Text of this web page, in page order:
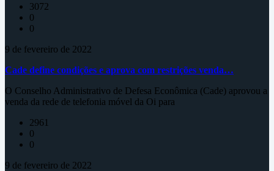
3072
0
0
9 de fevereiro de 2022
Cade define condições e aprova com restrições venda…
O Conselho Administrativo de Defesa Econômica (Cade) aprovou a
venda da rede de telefonia móvel da Oi para
2961
0
0
9 de fevereiro de 2022